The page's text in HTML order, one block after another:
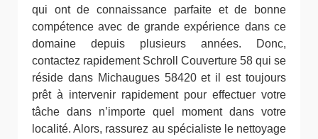
qui ont de connaissance parfaite et de bonne
compétence avec de grande expérience dans ce
domaine depuis plusieurs années. Donc,
contactez rapidement Schroll Couverture 58 qui se
réside dans Michaugues 58420 et il est toujours
prêt à intervenir rapidement pour effectuer votre
tâche dans n’importe quel moment dans votre
localité. Alors, rassurez au spécialiste le nettoyage